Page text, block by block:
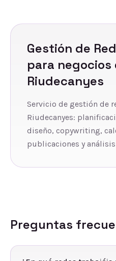
Gestión de
para negocios
Riudecanyes
Servicio de gestión de
Riudecanyes:
diseño, copywriting,
publicaciones y
Preguntas